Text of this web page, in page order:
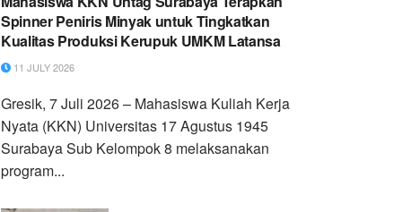
Spinner Peniris Minyak untuk Tingkatkan
Kualitas Produksi Kerupuk UMKM Latansa
11 JULY 2026
Gresik, 7 Juli 2026 – Mahasiswa Kuliah Kerja
Nyata (KKN) Universitas 17 Agustus 1945
Surabaya Sub Kelompok 8 melaksanakan
program...